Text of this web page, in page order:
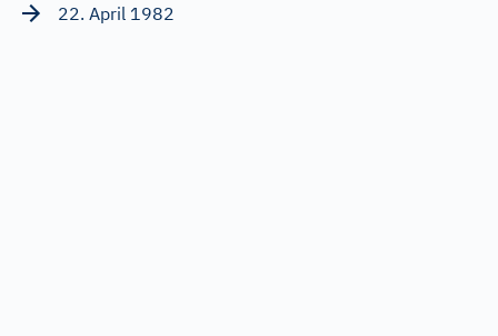
22. April 1982